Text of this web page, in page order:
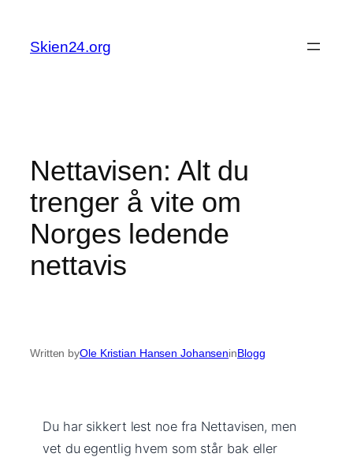
content
Skien24.org
Nettavisen: Alt du
trenger å vite om
Norges ledende
nettavis
Written byOle Kristian Hansen JohanseninBlogg
Du har sikkert lest noe fra Nettavisen, men
vet du egentlig hvem som står bak eller